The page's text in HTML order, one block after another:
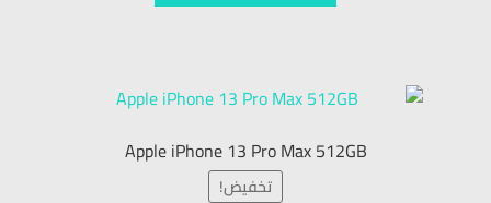
Apple iPhone 13 Pro Max 512GB
تخفيض!